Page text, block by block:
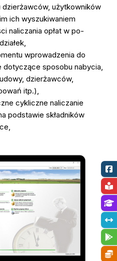
dzierżawców, użytkowników
ich wyszukiwaniem
naliczania opłat w po-
wprowadzenia do
dotyczące sposobu nabycia,
dzierżawców,
itp.),
cykliczne naliczanie
podstawie składników